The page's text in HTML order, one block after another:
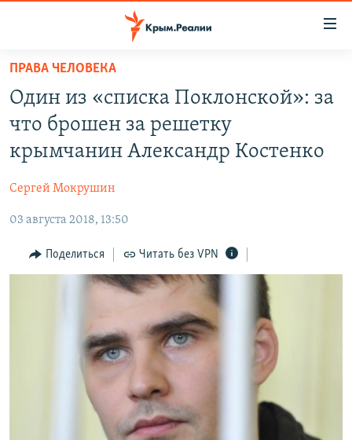
Вернуться
основному
содержанию
главной
навигации
Вернутся
поиску
СПЕЦПРОЕКТЫ
11 ЛЕТ ОККУПАЦИИ КРЫМА. 11 ИСТОРИЙ СОПРОТИВЛЕНИЯ
ЕЩЕ
ИНТЕРАКТИВ
ИНФОГРАФИКА
ТЕЛЕПРОЕКТ КРЫМ.РЕАЛИИ
ПРОПАВШИЕ БЕЗ ВЕСТИ
ПОБЕДИТЕЛЕЙ НЕ СУДЯТ?
КРЫМ.НЕПОКОРЕННЫЙ
РАДІО СВОБОДА
КАК ОБОЙТИ БЛОКИРОВКУ
ПРИСОЕДИНЯЙТЕСЬ!
ПРАВА ЧЕЛОВЕКА
Один из «списка Поклонской»: за
что брошен за решетку
крымчанин Александр Костенко
Сергей Мокрушин
03 августа 2018, 13:50
Поделиться Читать без VPN